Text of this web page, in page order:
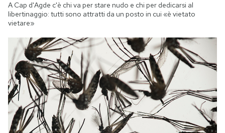
Hai bisogno di aiuto?
Esci
A Cap d'Agde c'è chi va per stare nudo e chi per dedicarsi al
libertinaggio: tutti sono attratti da un posto in cui «è vietato
vietare»